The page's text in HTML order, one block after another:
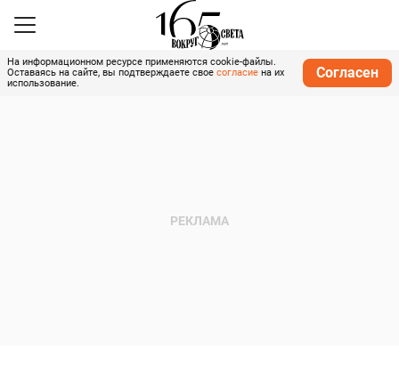
На информационном ресурсе применяются cookie-файлы.
Оставаясь на сайте, вы подтверждаете свое согласие на их
использование.
Согласен